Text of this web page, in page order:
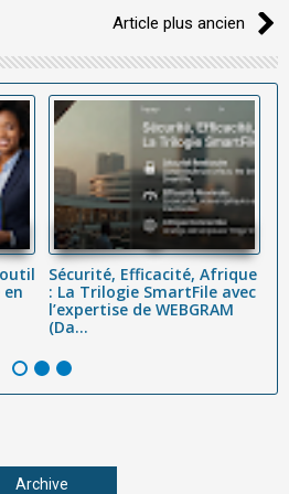
Article plus ancien
Sécurité, Efficacité, Afrique
: La Trilogie SmartFile avec
l’expertise de WEBGRAM
(Da...
Archive